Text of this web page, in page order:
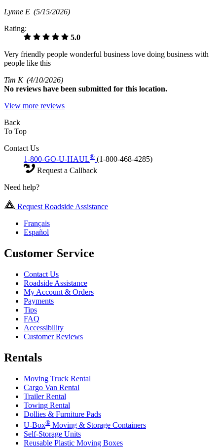
Lynne E (5/15/2026)
Rating:
5.0
Very friendly people wonderful business love doing business with
people like this
Tim K (4/10/2026)
No reviews have been submitted for this location.
View more reviews
Back
To Top
Contact Us
1-800-GO-U-HAUL® (1-800-468-4285)
Request a Callback
Need help?
Request Roadside Assistance
Français
Español
Customer Service
Contact Us
Roadside Assistance
My Account & Orders
Payments
Tips
FAQ
Accessibility
Customer Reviews
Rentals
Moving Truck Rental
Cargo Van Rental
Trailer Rental
Towing Rental
Dollies & Furniture Pads
U-Box® Moving & Storage Containers
Self-Storage Units
Reusable Plastic Moving Boxes